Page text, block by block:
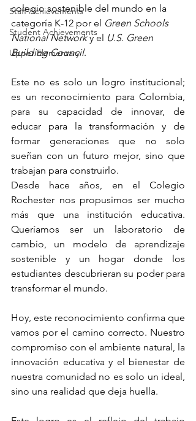
Staff Achievements
Student Achievements
Upper Elementary
colegio sostenible del mundo en la
categoría K-12 por el Green Schools
National Network y el U.S. Green
Building Council.
Este no es solo un logro institucional;
es un reconocimiento para Colombia,
para su capacidad de innovar, de
educar para la transformación y de
formar generaciones que no solo
sueñan con un futuro mejor, sino que
trabajan para construirlo.
Desde hace años, en el Colegio
Rochester nos propusimos ser mucho
más que una institución educativa.
Queríamos ser un laboratorio de
cambio, un modelo de aprendizaje
sostenible y un hogar donde los
estudiantes descubrieran su poder para
transformar el mundo.
Hoy, este reconocimiento confirma que
vamos por el camino correcto. Nuestro
compromiso con el ambiente natural, la
innovación educativa y el bienestar de
nuestra comunidad no es solo un ideal,
sino una realidad que deja huella.